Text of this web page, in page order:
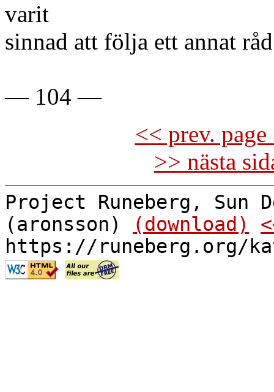
varit
sinnad att följa ett annat
— 104 —
<< prev.
>> nästa
Project Runeberg, Sun
(aronsson)
(download)
https://runeberg.org/